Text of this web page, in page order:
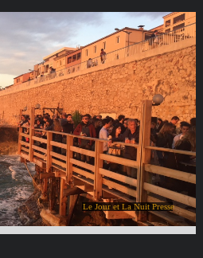
Le Jour et La Nuit Presse